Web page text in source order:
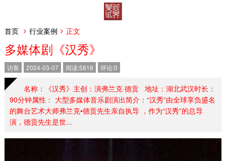
首页 行业案例 正文
多媒体剧《汉秀》
访客 2024-03-07 阅读:5818 评论:0
名称：《汉秀》主创：演弗兰克·德贡 地址：湖北武汉时长：
90分钟属性： 大型多媒体音乐剧演出简介：“汉秀”由全球享负盛名
的舞台艺术大师弗兰克•德贡先生亲自执导 ，作为“汉秀”的总导
演，德贡先生是世...